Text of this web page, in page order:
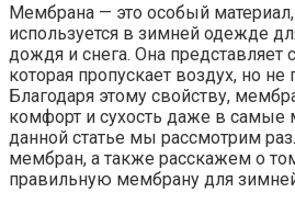
Мембрана — это особый
используется в зимней одежде
дождя и снега. Она представляет
которая пропускает воздух, но не
Благодаря этому свойству,
комфорт и сухость даже в самые
данной статье мы рассмотрим
мембран, а также расскажем о
правильную мембрану для